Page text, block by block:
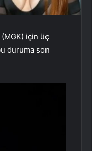
için üç
duruma son